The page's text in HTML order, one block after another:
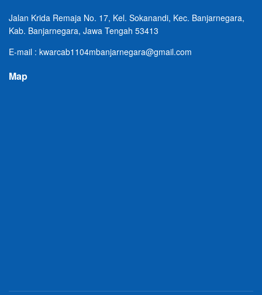
Jalan Krida Remaja No. 17, Kel. Sokanandi, Kec. Banjarnegara,
Kab. Banjarnegara, Jawa Tengah 53413
E-mail : kwarcab1104mbanjarnegara@gmail.com
Map